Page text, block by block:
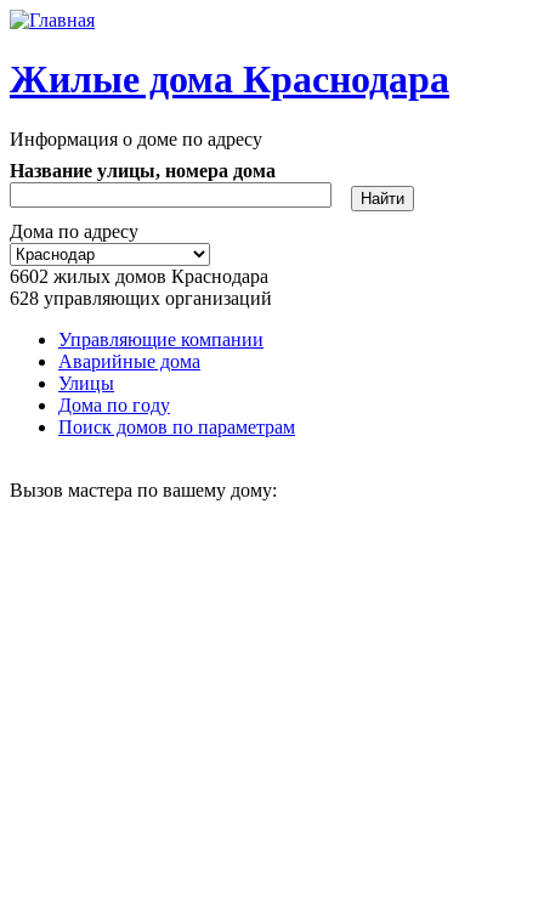
Перейти к основному содержанию
Жилые дома Краснодара
Информация о доме по адресу
Название улицы, номера дома
Дома по адресу
6602 жилых домов Краснодара
628 управляющих организаций
Главное меню
Управляющие компании
Аварийные дома
Улицы
Дома по году
Поиск домов по параметрам
Вызов мастера по вашему дому: